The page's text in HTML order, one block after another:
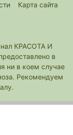
Карта сайта
КРАСОТА И
в
ни в коем случае
Рекомендуем